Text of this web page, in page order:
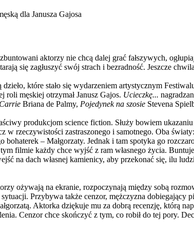
dla Janusza Gajosa
aktorzy nie chcą dalej grać fałszywych,
się zagłuszyć swój strach i bezradność. Jeszcze
które stało się wydarzeniem artystycznym
męskiej otrzymał Janusz Gajos. Ucieczkę...
Carrie Briana de Palmy, Pojedynek na szosie Stevena
produkcjom science fiction. Służy bowiem
w rzeczywistości zastraszonego i samotnego. Oba
bohaterek – Małgorzaty. Jednak i tam spotyka go
filmie każdy chce wyjść z ram własnego życia.
na dach własnej kamienicy, aby przekonać się, ilu
ożywają na ekranie, rozpoczynają między sobą
Przybywa także cenzor, mężczyzna
Aktorka dziękuje mu za dobrą recenzję, którą
Cenzor chce skończyć z tym, co robił do tej pory.